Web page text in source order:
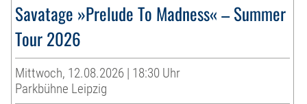
Savatage »Prelude To Madness« – Summer
Tour 2026
Mittwoch, 12.08.2026 | 18:30 Uhr
Parkbühne Leipzig